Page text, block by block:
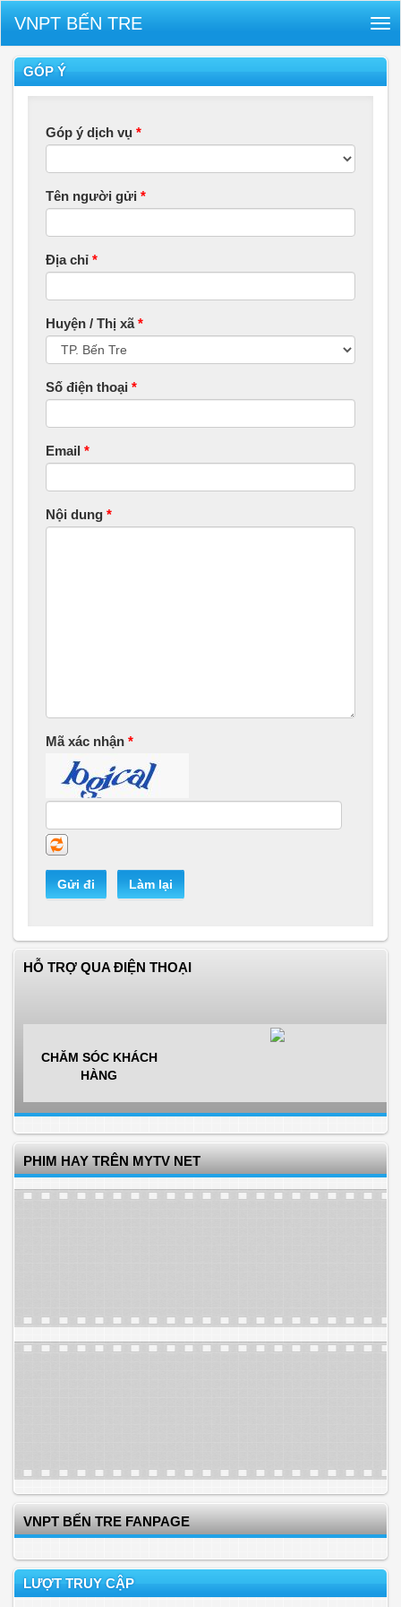
VNPT BẾN TRE
GÓP Ý
Góp ý dịch vụ *
Tên người gửi *
Địa chỉ *
Huyện / Thị xã*
Số điện thoại *
Email *
Nội dung *
Mã xác nhận *
Gửi đi Làm lại
HỖ TRỢ QUA ĐIỆN THOẠI
CHĂM SÓC KHÁCH
HÀNG
PHIM HAY TRÊN MYTV NET
VNPT BẾN TRE FANPAGE
LƯỢT TRUY CẬP